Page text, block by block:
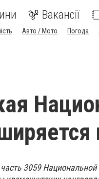
Вакансії
Авто / Мото Погода
3059